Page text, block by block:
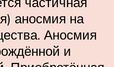
аносмия на
Аносмия
и